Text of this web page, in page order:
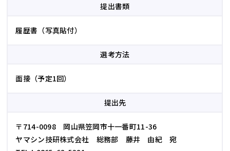
提出書類
履歴書（写真貼付）
選考方法
面接（予定1回）
提出先
〒714-0098 岡山県笠岡市十一番町11-36
ヤマシン技研株式会社 総務部 藤井 由紀 宛